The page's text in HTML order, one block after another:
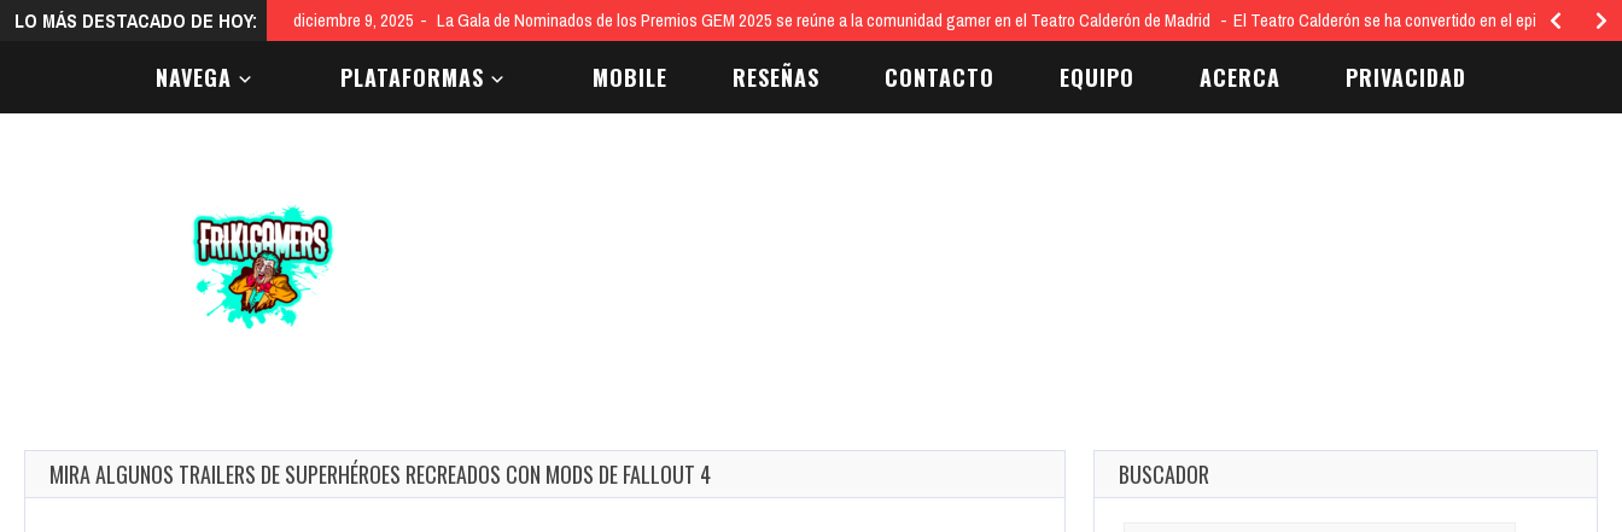
LO MÁS DESTACADO DE HOY: diciembre 9, 2025 La Gala de Nominados de los Premios GEM 2025 se reúne a la comunidad gamer en el Teatro Calderón de Madrid El Teatro Calderón se ha convertido en el epicentro…
NAVEGA PLATAFORMAS MOBILE RESEÑAS CONTACTO EQUIPO ACERCA PRIVACIDAD
MIRA ALGUNOS TRAILERS DE SUPERHÉROES RECREADOS CON MODS DE FALLOUT 4 BUSCADOR